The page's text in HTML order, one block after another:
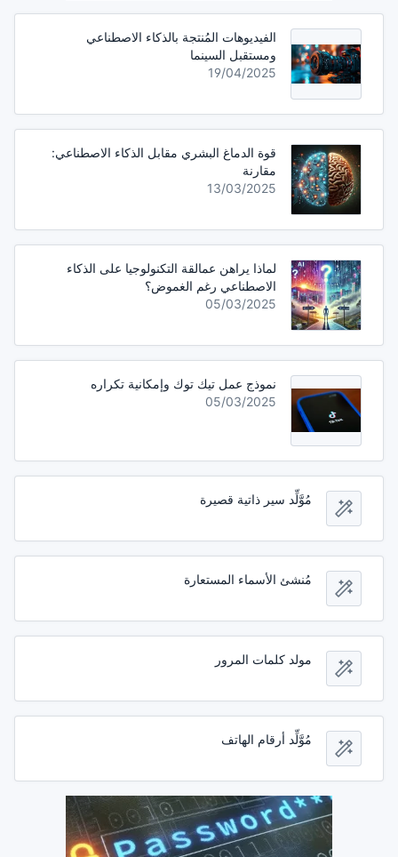
الفيديوهات المُنتجة بالذكاء الاصطناعي
ومستقبل السينما
19/04/2025
قوة الدماغ البشري مقابل الذكاء الاصطناعي:
مقارنة
13/03/2025
لماذا يراهن عمالقة التكنولوجيا على الذكاء
الاصطناعي رغم الغموض؟
05/03/2025
نموذج عمل تيك توك وإمكانية تكراره
05/03/2025
مُوَّلِّد سير ذاتية قصيرة
مُنشئ الأسماء المستعارة
مولد كلمات المرور
مُوَّلِّد أرقام الهاتف